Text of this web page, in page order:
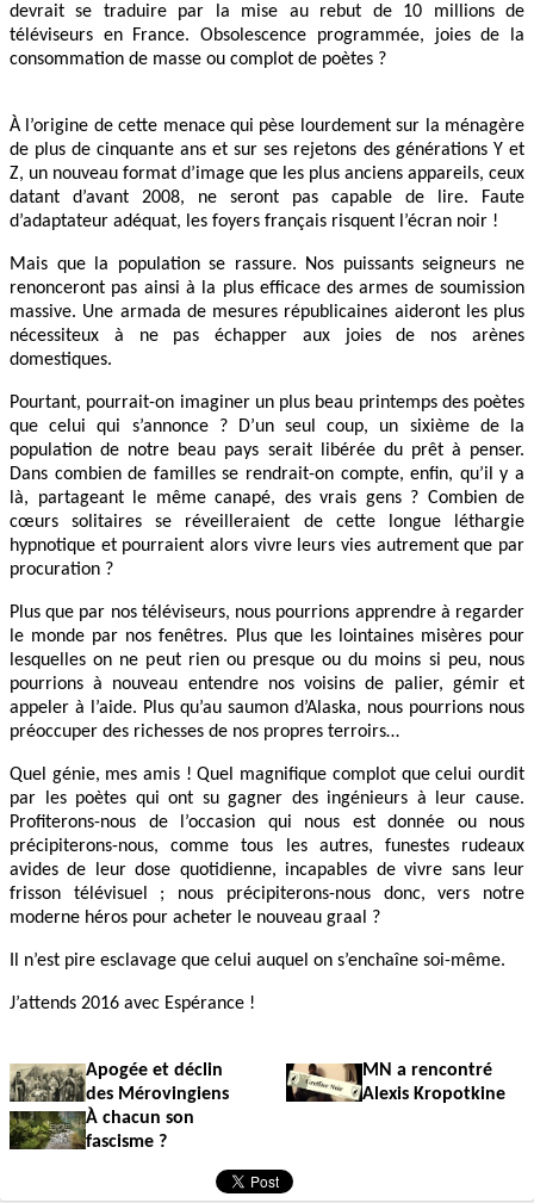
devrait se traduire par la mise au rebut de 10 millions de
téléviseurs en France. Obsolescence programmée, joies de la
consommation de masse ou complot de poètes ?
À l’origine de cette menace qui pèse lourdement sur la ménagère
de plus de cinquante ans et sur ses rejetons des générations Y et
Z, un nouveau format d’image que les plus anciens appareils, ceux
datant d’avant 2008, ne seront pas capable de lire. Faute
d’adaptateur adéquat, les foyers français risquent l’écran noir !
Mais que la population se rassure. Nos puissants seigneurs ne
renonceront pas ainsi à la plus efficace des armes de soumission
massive. Une armada de mesures républicaines aideront les plus
nécessiteux à ne pas échapper aux joies de nos arènes
domestiques.
Pourtant, pourrait-on imaginer un plus beau printemps des poètes
que celui qui s’annonce ? D’un seul coup, un sixième de la
population de notre beau pays serait libérée du prêt à penser.
Dans combien de familles se rendrait-on compte, enfin, qu’il y a
là, partageant le même canapé, des vrais gens ? Combien de
cœurs solitaires se réveilleraient de cette longue léthargie
hypnotique et pourraient alors vivre leurs vies autrement que par
procuration ?
Plus que par nos téléviseurs, nous pourrions apprendre à regarder
le monde par nos fenêtres. Plus que les lointaines misères pour
lesquelles on ne peut rien ou presque ou du moins si peu, nous
pourrions à nouveau entendre nos voisins de palier, gémir et
appeler à l’aide. Plus qu’au saumon d’Alaska, nous pourrions nous
préoccuper des richesses de nos propres terroirs…
Quel génie, mes amis ! Quel magnifique complot que celui ourdit
par les poètes qui ont su gagner des ingénieurs à leur cause.
Profiterons-nous de l’occasion qui nous est donnée ou nous
précipiterons-nous, comme tous les autres, funestes rudeaux
avides de leur dose quotidienne, incapables de vivre sans leur
frisson télévisuel ; nous précipiterons-nous donc, vers notre
moderne héros pour acheter le nouveau graal ?
Il n’est pire esclavage que celui auquel on s’enchaîne soi-même.
J’attends 2016 avec Espérance !
Apogée et déclin
des Mérovingiens
MN a rencontré
Alexis Kropotkine
À chacun son
fascisme ?